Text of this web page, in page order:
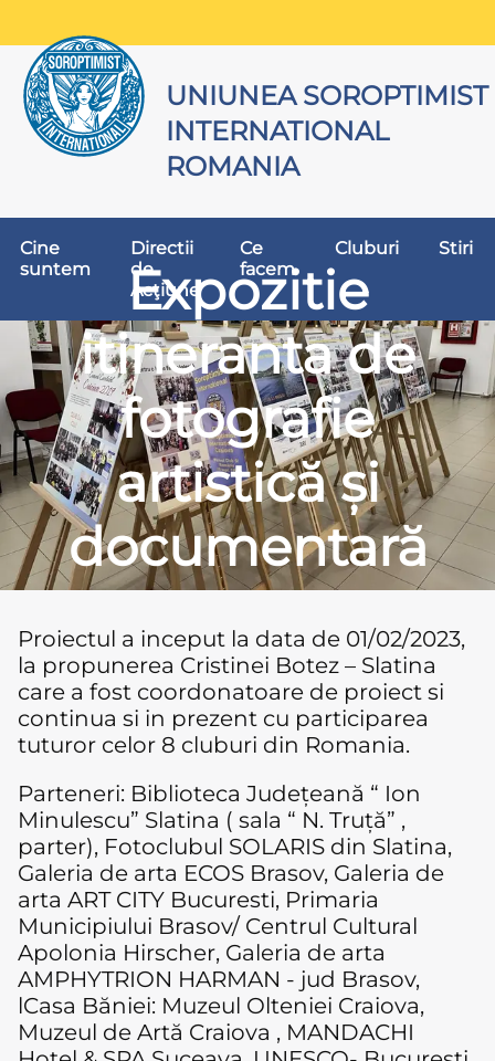
UNIUNEA SOROPTIMIST
INTERNATIONAL
ROMANIA
Cine
suntem
Directii
de
Acţiune
Ce
facem
Cluburi Stiri
Expozitie
itineranta de
fotografie
artistică și
documentară
Proiectul a inceput la data de 01/02/2023,
la propunerea Cristinei Botez – Slatina
care a fost coordonatoare de proiect si
continua si in prezent cu participarea
tuturor celor 8 cluburi din Romania.
Parteneri: Biblioteca Județeană “ Ion
Minulescu” Slatina ( sala “ N. Truță” ,
parter), Fotoclubul SOLARIS din Slatina,
Galeria de arta ECOS Brasov, Galeria de
arta ART CITY Bucuresti, Primaria
Municipiului Brasov/ Centrul Cultural
Apolonia Hirscher, Galeria de arta
AMPHYTRION HARMAN - jud Brasov,
lCasa Băniei: Muzeul Olteniei Craiova,
Muzeul de Artă Craiova , MANDACHI